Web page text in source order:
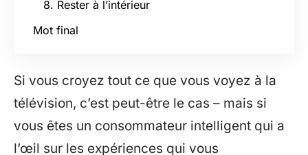
8. Rester à l’intérieur
Mot final
Si vous croyez tout ce que vous voyez à la
télévision, c’est peut-être le cas – mais si
vous êtes un consommateur intelligent qui a
l’œil sur les expériences qui vous